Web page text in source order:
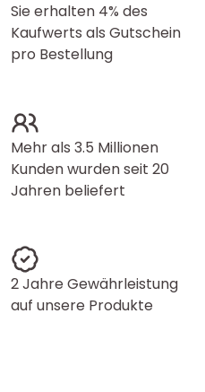
Sie erhalten 4% des
Kaufwerts als Gutschein
pro Bestellung
Mehr als 3.5 Millionen
Kunden wurden seit 20
Jahren beliefert
2 Jahre Gewährleistung
auf unsere Produkte